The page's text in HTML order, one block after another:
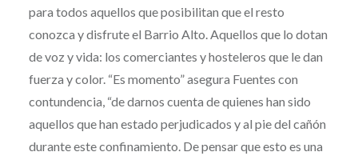
para todos aquellos que posibilitan que el resto
conozca y disfrute el Barrio Alto. Aquellos que lo dotan
de voz y vida: los comerciantes y hosteleros que le dan
fuerza y color. “Es momento” asegura Fuentes con
contundencia, “de darnos cuenta de quienes han sido
aquellos que han estado perjudicados y al pie del cañón
durante este confinamiento. De pensar que esto es una